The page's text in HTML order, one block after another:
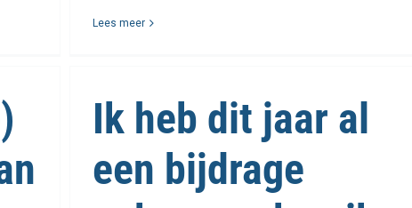
Lees meer
Ik heb dit jaar al
een bijdrage